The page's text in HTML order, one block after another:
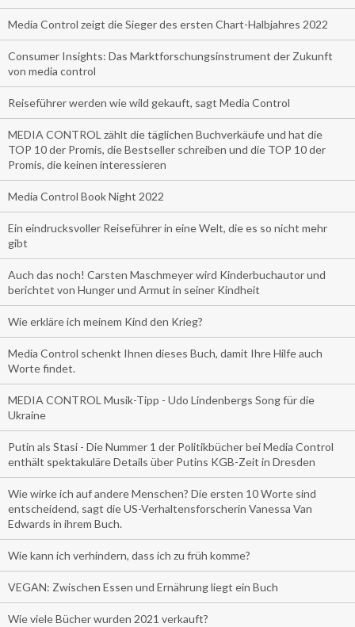
Media Control zeigt die Sieger des ersten Chart-Halbjahres 2022
Consumer Insights: Das Marktforschungsinstrument der Zukunft
von media control
Reiseführer werden wie wild gekauft, sagt Media Control
MEDIA CONTROL zählt die täglichen Buchverkäufe und hat die
TOP 10 der Promis, die Bestseller schreiben und die TOP 10 der
Promis, die keinen interessieren
Media Control Book Night 2022
Ein eindrucksvoller Reiseführer in eine Welt, die es so nicht mehr
gibt
Auch das noch! Carsten Maschmeyer wird Kinderbuchautor und
berichtet von Hunger und Armut in seiner Kindheit
Wie erkläre ich meinem Kind den Krieg?
Media Control schenkt Ihnen dieses Buch, damit Ihre Hilfe auch
Worte findet.
MEDIA CONTROL Musik-Tipp - Udo Lindenbergs Song für die
Ukraine
Putin als Stasi - Die Nummer 1 der Politikbücher bei Media Control
enthält spektakuläre Details über Putins KGB-Zeit in Dresden
Wie wirke ich auf andere Menschen? Die ersten 10 Worte sind
entscheidend, sagt die US-Verhaltensforscherin Vanessa Van
Edwards in ihrem Buch.
Wie kann ich verhindern, dass ich zu früh komme?
VEGAN: Zwischen Essen und Ernährung liegt ein Buch
Wie viele Bücher wurden 2021 verkauft?